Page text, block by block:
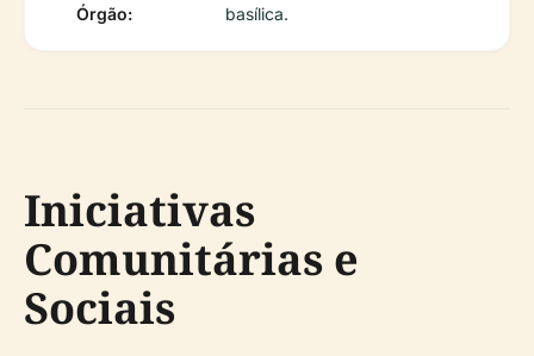
Órgão:
basílica.
Iniciativas
Comunitárias e
Sociais